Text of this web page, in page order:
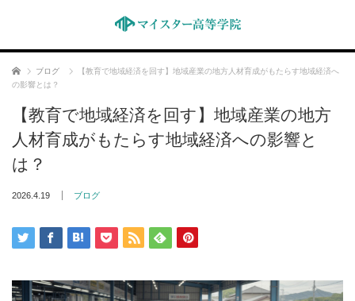
ホーム ブログ
【教育で地域経済を回す】地域産業の地方人材育成がもたらす地域経済へ
の影響とは？
【教育で地域経済を回す】地域産業の地方
人材育成がもたらす地域経済への影響と
は？
2026.4.19 ブログ